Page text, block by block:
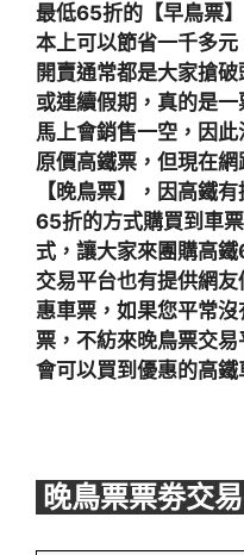
最低65折的【早鳥票
本上可以節省一千多
開賣通常都是大家搶
或連續假期，真的是
馬上會銷售一空，因
原價高鐵票，但現在
【晚鳥票】，因高鐵
65折的方式購買到車
式，讓大家來團購高
交易平台也有提供網
惠車票，如果您平常
票，不紡來晚鳥票交
會可以買到優惠的高鐵
晚鳥票票劵交